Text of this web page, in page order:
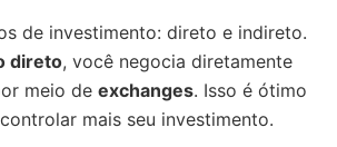
de investimento: direto e indireto.
direto, você negocia diretamente
meio de exchanges. Isso é ótimo
mais seu investimento.